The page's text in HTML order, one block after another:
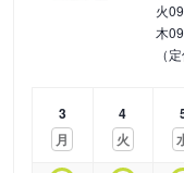
火
木
（
3
月
4
火